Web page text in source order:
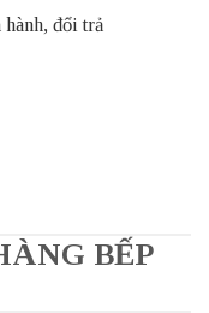
đổi trả
BẾP